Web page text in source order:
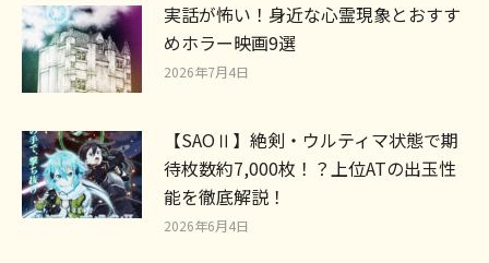
実話が怖い！身近な心霊現象とおすす
めホラー映画9選
2026年7月4日
【SAOⅡ】絶剣・ウルティマ状態で期
待枚数約7,000枚！？上位ATの出玉性
能を徹底解説！
2026年6月4日